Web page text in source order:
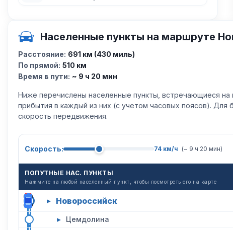
Населенные пункты на маршруте
Расстояние: 691 км (430 миль)
По прямой: 510 км
Время в пути: ~ 9 ч 20 мин
Ниже перечислены населенные пункты, встречающиеся
прибытия в каждый из них (с учетом часовых поясов).
скорость передвижения.
Скорость: 74 км/ч (~ 9 ч 20 мин)
ПОПУТНЫЕ НАС. ПУНКТЫ
Нажмите на любой населенный пункт, чтобы посмотреть его на карте
▸ Новороссийск
▸ Цемдолина